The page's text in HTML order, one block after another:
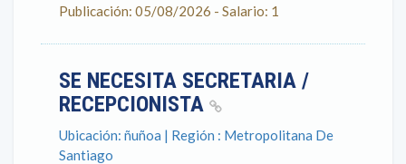
Publicación: 05/08/2026 - Salario: 1
SE NECESITA SECRETARIA /
RECEPCIONISTA
Ubicación: ñuñoa | Región : Metropolitana De
Santiago